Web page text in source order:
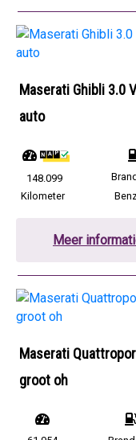
Maserati Ghibli 3.0
auto
148.099
Kilometer
Meer
Maserati
groot oh